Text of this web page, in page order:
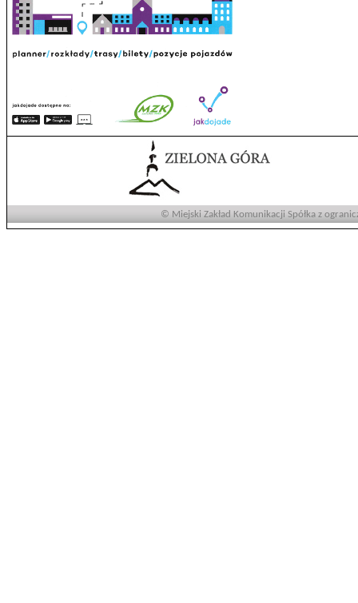
© Miejski Zakład Komunikacji Spółka z